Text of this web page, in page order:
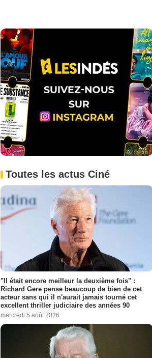
Toutes les actus Ciné
"Il était encore meilleur la deuxième fois" :
Richard Gere pense beaucoup de bien de cet
acteur sans qui il n'aurait jamais tourné cet
excellent thriller judiciaire des années 90
mercredi 5 août 2026